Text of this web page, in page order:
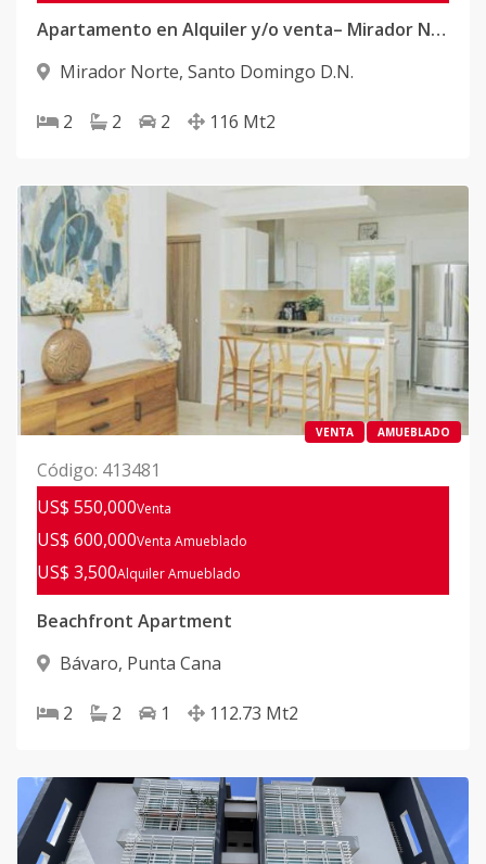
Apartamento en Alquiler y/o venta– Mirador Norte, DN
Mirador Norte, Santo Domingo D.N.
2 2 2 116 Mt2
VENTA AMUEBLADO
Código: 413481
US$ 550,000Venta
US$ 600,000Venta Amueblado
US$ 3,500AlquilerAmueblado
Beachfront Apartment
Bávaro, Punta Cana
2 2 1 112.73 Mt2